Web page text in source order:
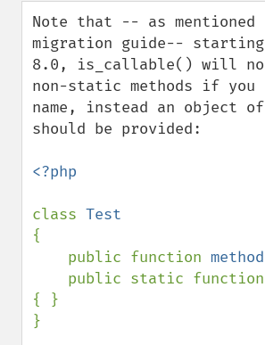
Note that -- as
migration guide-- starting
8.0, is_callable() will
non-static methods if you
name, instead an object
should be provided:
<?php
class
{
    public function
    public static function
{ }
}